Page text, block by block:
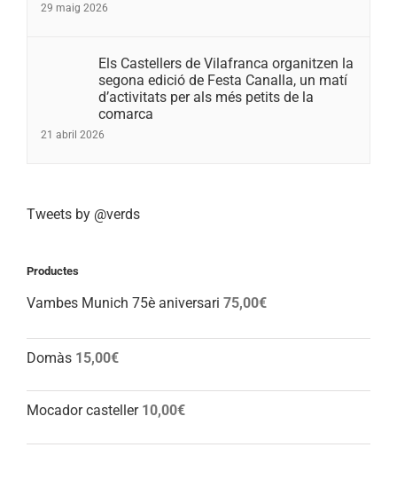
29 maig 2026
Els Castellers de Vilafranca organitzen la
segona edició de Festa Canalla, un matí
d’activitats per als més petits de la
comarca
21 abril 2026
Tweets by @verds
Productes
Vambes Munich 75è aniversari 75,00€
Domàs 15,00€
Mocador casteller 10,00€